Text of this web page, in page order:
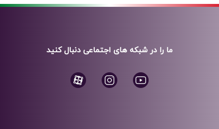
ما را در شبکه های اجتماعی دنبال کنید